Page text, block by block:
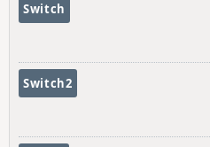
Switch
Switch2